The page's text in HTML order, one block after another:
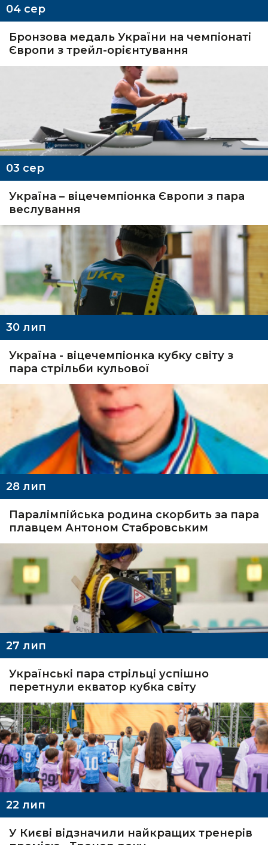
04 сер
Бронзова медаль України на чемпіонаті
Європи з трейл-орієнтування
03 сер
Україна – віцечемпіонка Європи з пара
веслування
30 лип
Україна - віцечемпіонка кубку світу з
пара стрільби кульової
28 лип
Паралімпійська родина скорбить за пара
плавцем Антоном Стабровським
27 лип
Українські пара стрільці успішно
перетнули екватор кубка світу
22 лип
У Києві відзначили найкращих тренерів